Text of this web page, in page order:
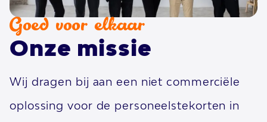
Goed voor elkaar
Onze missie
Wij dragen bij aan een niet commerciële
oplossing voor de personeelstekorten in